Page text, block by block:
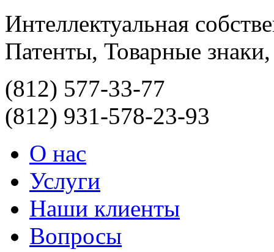
Интеллектуальная
Патенты, Товарные
(812) 577-33-77
(812) 931-578-23-93
О нас
Услуги
Наши клиенты
Вопросы